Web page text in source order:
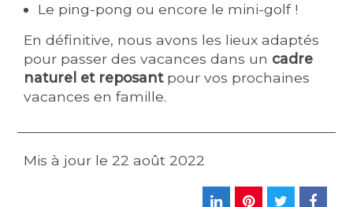
Le ping-pong ou encore le mini-golf !
En définitive, nous avons les lieux adaptés
pour passer des vacances dans un cadre
naturel et reposantpour vos prochaines
vacances en famille.
Mis à jour le 22 août 2022